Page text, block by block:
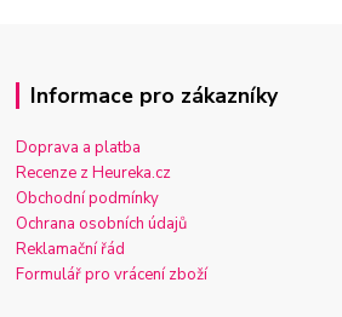
Informace pro zákazníky
Doprava a platba
Recenze z Heureka.cz
Obchodní podmínky
Ochrana osobních údajů
Reklamační řád
Formulář pro vrácení zboží